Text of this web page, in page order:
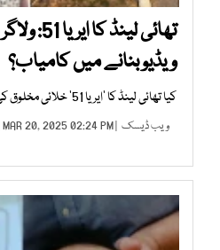
تھائی
ویڈیو بنانے میں کامیاب؟
کیا تھائی لینڈ کا ’ایریا 51‘ خلائی مخلوق کی آماج گاہ ہے؟
ویب ڈیسک | MAR 20, 2025 02:24 PM |